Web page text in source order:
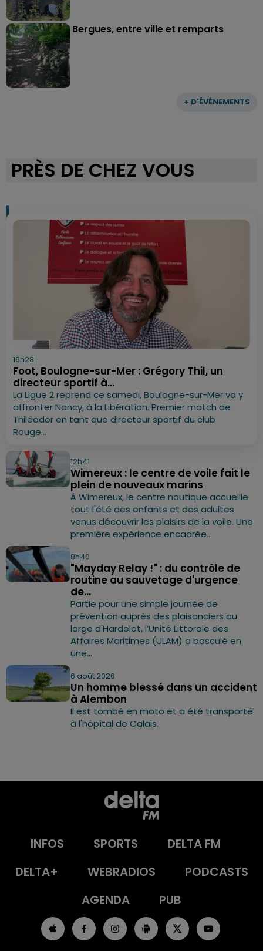
+ D'ÉVÈNEMENTS
Bergues, entre ville et remparts
PRÈS DE CHEZ VOUS
16h28
Foot, Boulogne-sur-Mer : Grégory Thil, un
directeur sportif à...
La Ligue 2 reprend ce samedi, Boulogne-sur-Mer va y
affronter Nancy, à la Libération. Premier match de
Thiléador en tant que directeur sportif du club
Rouge...
12h41
Wimereux : le centre de voile fait le
plein de nouveaux marins
À Wimereux, le centre nautique accueille
tout l'été des enfants et des adultes
venus découvrir les plaisirs de la voile. Une
première expérience encadrée...
8h40
"Mayday Relay !" : du contrôle de
routine au sauvetage d'urgence
de...
Partie pour une simple journée de
prévention auprès des plaisanciers au
large d'Hardelot, l’Unité Littorale des
Affaires Maritimes (ULAM) a basculé en
une...
6 août 2026
Un homme blessé dans un accident
à Alembon
Il est tombé en moto et a été transporté
à l'hôpîtal de Calais.
INFOS SPORTS
DELTA FM
DELTA+
WEBRADIOS
PODCASTS
AGENDA
PUB